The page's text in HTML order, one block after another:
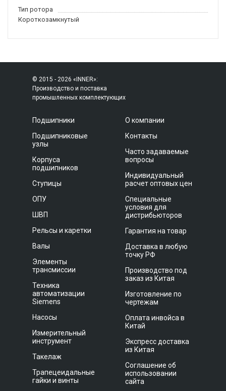
Тип ротора
Короткозамкнутый
© 2015 - 2026 «INNER»:
Производство и поставка
промышленных комплектующих
Подшипники
Подшипниковые
узлы
Корпуса
подшипников
Ступицы
ОПУ
ШВП
Рельсы и каретки
Валы
Элементы
трансмиссии
Техника
автоматизации
Siemens
Насосы
Измерительный
инструмент
Такелаж
Трапецеидальные
гайки и винты
О компании
Контакты
Часто задаваемые
вопросы
Индивидуальный
расчет оптовых цен
Специальные
условия для
дистрибьюторов
Гарантия на товар
Доставка в любую
точку РФ
Производство под
заказ из Китая
Изготовление по
чертежам
Оплата инвойса в
Китай
Экспресс доставка
из Китая
Соглашение об
использовании
сайта